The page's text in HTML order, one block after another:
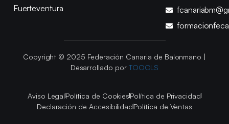
Fuerteventura
Copyright © 2025 Federación Canaria de Balonmano |
Desarrollado por TOOOLS
Aviso LegalPolítica de CookiesPolítica de Privacidad
Declaración de AccesibilidadPolítica de Ventas